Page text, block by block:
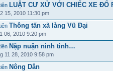
LUẬT CƯ XỬ VỚI CHIẾC XE ĐỔ
15, 2010 11:30 pm
Thông tấn xã làng Vũ Đại
06, 2010 9:20 pm
Nập nuận ninh tinh…
11 28, 2010 9:58 pm
Nông Dân